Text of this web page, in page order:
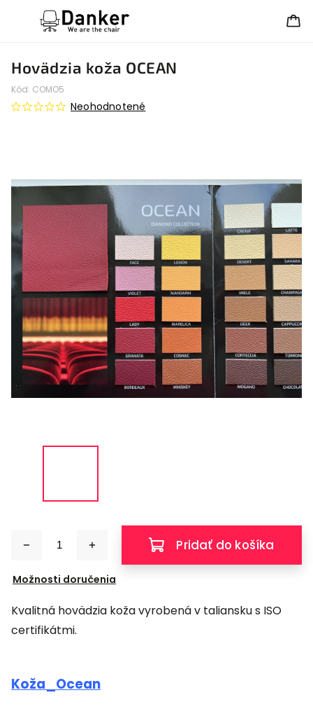
Hovädzia koža OCEAN
Kód: COMO5
Neohodnotené
Možnosti doručenia
Pridať do košíka
Kvalitná hovädzia koža vyrobená v taliansku s ISO
certifikátmi.
Koža_Ocean